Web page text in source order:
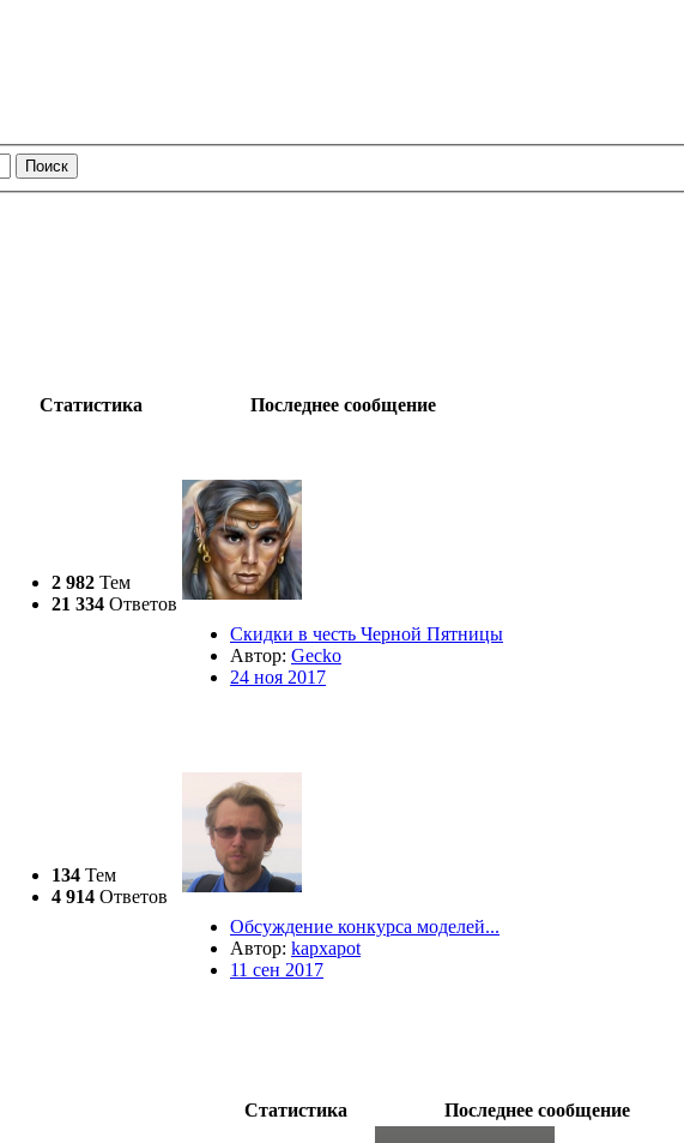
Статистика Последнее сообщение
2 982 Тем
21 334 Ответов
Скидки в честь Черной Пятницы
Автор: Gecko
24 ноя 2017
134 Тем
4 914 Ответов
Обсуждение конкурса моделей...
Автор: kapxapot
11 сен 2017
Статистика Последнее сообщение